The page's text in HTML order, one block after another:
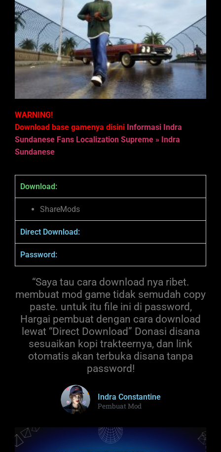
WARNING!
Download base gamenya disini Informasi Indra
Sundanese Fans Localization Supreme » Indra
Sundanese
Download:
ShareMods
Direct Download:
Password:
“Saya tau cara download nya ribet.
membuat mod game tidak semudah copy
paste. untuk itu file ini di password,
Hargai pembuat dengan cara download
lewat “Direct Download” Donasi disana
sesuaikan kopi trakteernya, dan link
otomatis akan terbuka disana tanpa
password!
Indra Constantine
Pembuat Mod